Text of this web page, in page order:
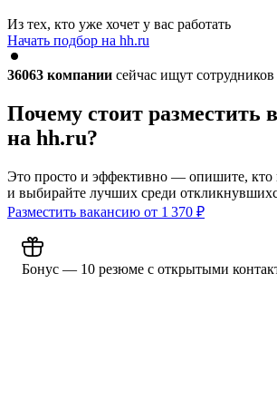
Из тех, кто уже хочет у вас работать
Начать подбор на hh.ru
36063 компании сейчас ищут сотрудников
Почему стоит разместить
на hh.ru?
Это просто и эффективно — опишите, кто
и выбирайте лучших среди
Разместить вакансию от 1 370 ₽
Бонус — 10 резюме с открытыми